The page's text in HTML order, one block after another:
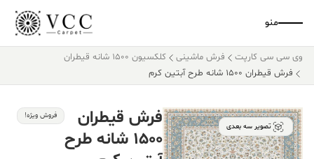
منو
وی سی سی کارپت فرش ماشینی
کلکسیون ۱۵۰۰ شانه قیطران
فرش قیطران ۱۵۰۰ شانه طرح آبتین کرم
تصویر سه بعدی
فرش قیطران
۱۵۰۰ شانه طرح
فروش ویژه!